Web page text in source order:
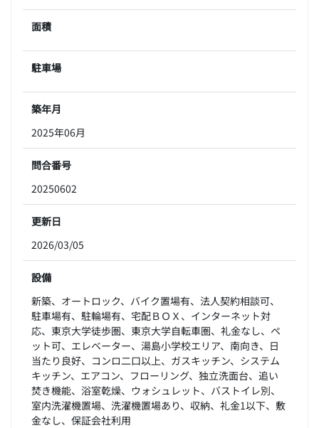
面積
駐車場
築年月
2025年06月
問合番号
20250602
更新日
2026/03/05
設備
新築、オートロック、バイク置場有、法人契約相談可、
駐車場有、駐輪場有、宅配ＢＯＸ、インターネット対
応、東京大学徒歩圏、東京大学自転車圏、礼金なし、ペ
ット可、エレベーター、湯島小学校エリア、南向き、日
当たり良好、コンロ二口以上、ガスキッチン、システム
キッチン、エアコン、フローリング、独立洗面台、追い
焚き機能、浴室乾燥、ウォシュレット、バストイレ別、
室内洗濯機置場、洗濯機置場あり、収納、礼金1以下、敷
金なし、保証会社利用